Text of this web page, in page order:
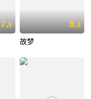
7.9 8.3
故梦